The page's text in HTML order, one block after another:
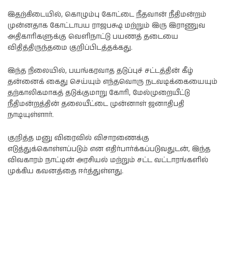
இதற்கிடையில், கொழும்பு கோட்டை நீதவான் நீதிமன்றம்
முன்னதாக கோட்டாபய ராஜபக்ஷ மற்றும் இரு இராணுவ
அதிகாரிகளுக்கு வெளிநாட்டு பயணத் தடையை
விதித்திருந்தமை குறிப்பிடத்தக்கது.
இந்த நிலையில், பயங்கரவாத தடுப்புச் சட்டத்தின் கீழ்
தன்னைக் கைது செய்யும் எந்தவொரு நடவடிக்கையையும்
தற்காலிகமாகத் தடுக்குமாறு கோரி, மேல்முறையீட்டு
நீதிமன்றத்தின் தலையீட்டை முன்னாள் ஜனாதிபதி
நாடியுள்ளார்.
குறித்த மனு விரைவில் விசாரணைக்கு
எடுத்துக்கொள்ளப்படும் என எதிர்பார்க்கப்படுவதுடன், இந்த
விவகாரம் நாட்டின் அரசியல் மற்றும் சட்ட வட்டாரங்களில்
முக்கிய கவனத்தை ஈர்த்துள்ளது.